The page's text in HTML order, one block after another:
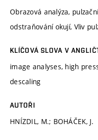
Obrazová analýza,
odstraňování okují, Vliv
KLÍČOVÁ SLOVA V
image analyses, high
descaling
AUTOŘI
HNÍZDIL, M.; BOHÁČEK, J.